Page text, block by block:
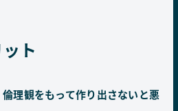
ト
倫理観をもって作り出さないと悪